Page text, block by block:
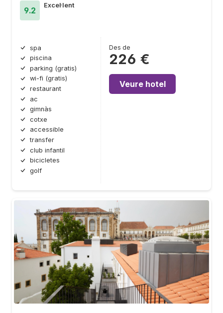
9.2
Excel·lent
spa
piscina
parking (gratis)
wi-fi (gratis)
restaurant
ac
gimnàs
cotxe
accessible
transfer
club infantil
bicicletes
golf
Des de
226 €
Veure hotel